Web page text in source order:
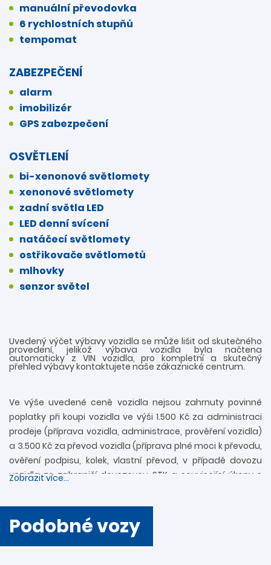
manuální převodovka
6 rychlostních stupňů
tempomat
ZABEZPEČENÍ
alarm
imobilizér
GPS zabezpečení
OSVĚTLENÍ
bi-xenonové světlomety
xenonové světlomety
zadní světla LED
LED denní svícení
natáčecí světlomety
ostřikovače světlometů
mlhovky
senzor světel
Uvedený výčet výbavy vozidla se může lišit od skutečného
provedení, jelikož výbava vozidla byla načtena
automaticky z VIN vozidla, pro kompletní a skutečný
přehled výbavy kontaktujete naše zákaznické centrum.
Ve výše uvedené ceně vozidla nejsou zahrnuty povinné
poplatky při koupi vozidla ve výši 1.500 Kč za administraci
prodeje (příprava vozidla, administrace, prověření vozidla)
a 3.500 Kč za převod vozidla (příprava plné moci k převodu,
ověření podpisu, kolek, vlastní převod, v případě dovozu
vozidla ze zahraničí dovozovou STK a související úkony s
prostřednictvím zákaznické linky 739 34 34 34 či přímo v
provozovně. Nejedná se o návrh na uzavření smlouvy
(nabídky) ve smyslu § 1731 a § 1732 zákona č. 89/2012 Sb.,
Občanského zákoníku. Společnost DAVO CAR s.r.o. si
Zobrazit více...
Podobné vozy